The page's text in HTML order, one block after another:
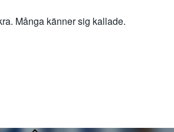
Många känner sig kallade.